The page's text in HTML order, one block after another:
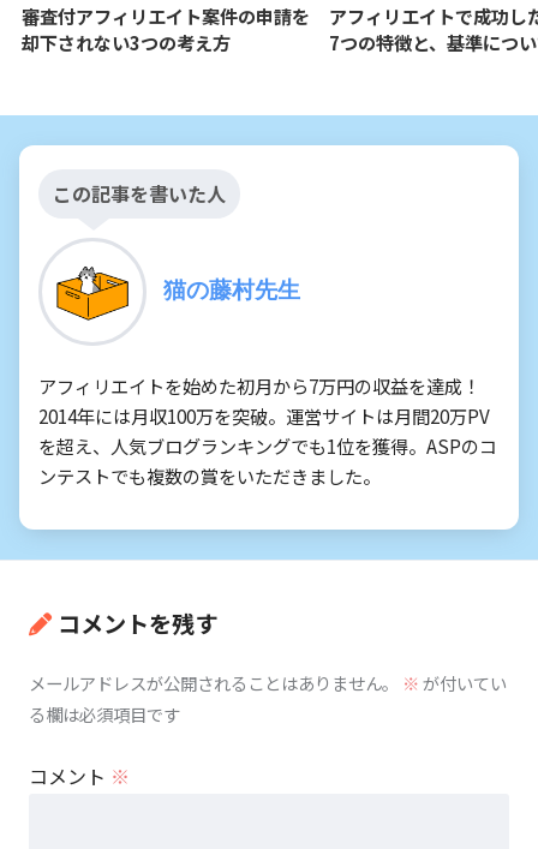
審査付アフィリエイト案件の申請を
却下されない3つの考え方
アフィリエイトで成功し
7つの特徴と、基準につ
この記事を書いた人
猫の藤村先生
アフィリエイトを始めた初月から7万円の収益を達成！
2014年には月収100万を突破。運営サイトは月間20万PV
を超え、人気ブログランキングでも1位を獲得。ASPのコ
ンテストでも複数の賞をいただきました。
コメントを残す
メールアドレスが公開されることはありません。 ※が付いてい
る欄は必須項目です
コメント ※